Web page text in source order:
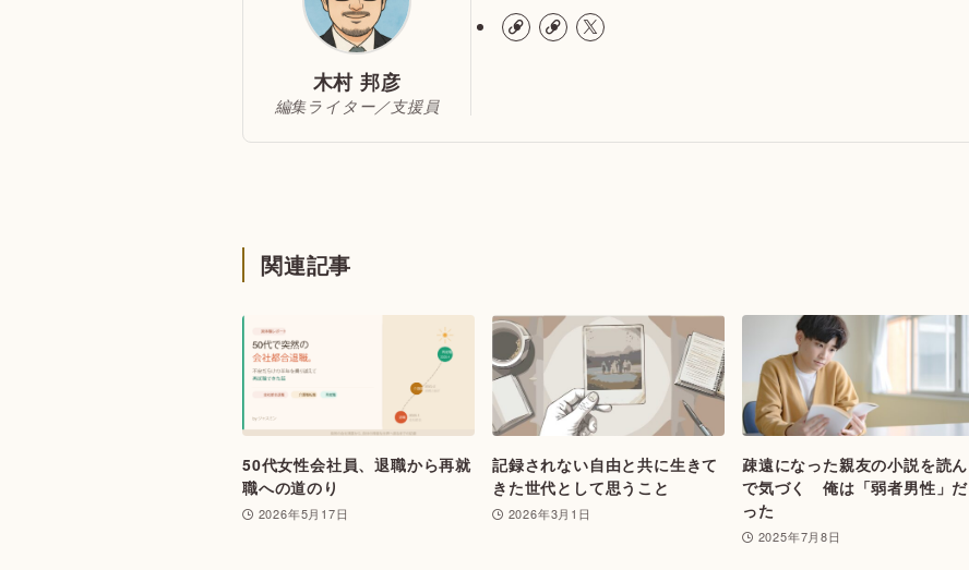
木村 邦彦
編集ライター／支援員
関連記事
50代女性会社員、退職から再就
職への道のり
2026年5月17日
記録されない自由と共に生きて
きた世代として思うこと
2026年3月1日
疎遠になった親友の小説を読ん
で気づく 俺は「弱者男性」だ
った
2025年7月8日